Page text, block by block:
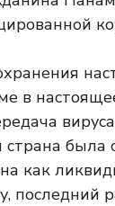
в
страна
как
последний